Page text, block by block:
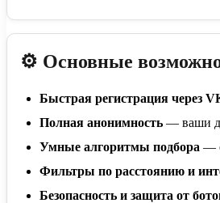
⚙️ Основные
Быстрая регистрация через
Полная анонимность — ваши
Умные алгоритмы подбора —
Фильтры по расстоянию и
Безопасность и защита от